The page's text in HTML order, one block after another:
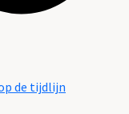
de tijdlijn